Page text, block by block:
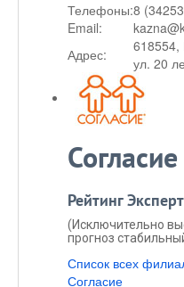
Телефоны:8
Email:
Адрес:
618554,
ул. 20
Согласие
Рейтинг
(Исключительно
прогноз
Список всех
Согласие